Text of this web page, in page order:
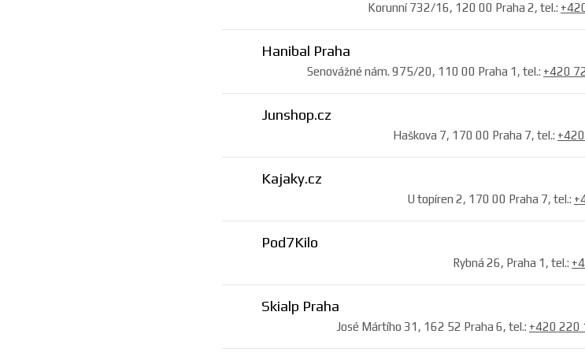
Korunní 732/16, 120 00 Praha 2, tel.:
Hanibal Praha
Senovážné nám. 975/20, 110 00 Praha 1, tel.: +420
Junshop.cz
Haškova 7, 170 00 Praha 7, tel.:
Kajaky.cz
U topíren 2, 170 00 Praha 7, tel.:
Pod7Kilo
Rybná 26, Praha 1, tel.:
Skialp Praha
José Mártího 31, 162 52 Praha 6, tel.: +420 220